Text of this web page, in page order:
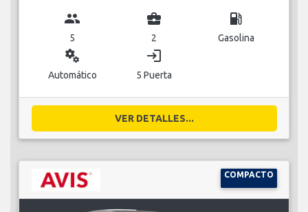
group
5
business_center
2
local_gas_station
Gasolina
miscellaneous_services
Automático
login
5 Puerta
VER DETALLES...
COMPACTO